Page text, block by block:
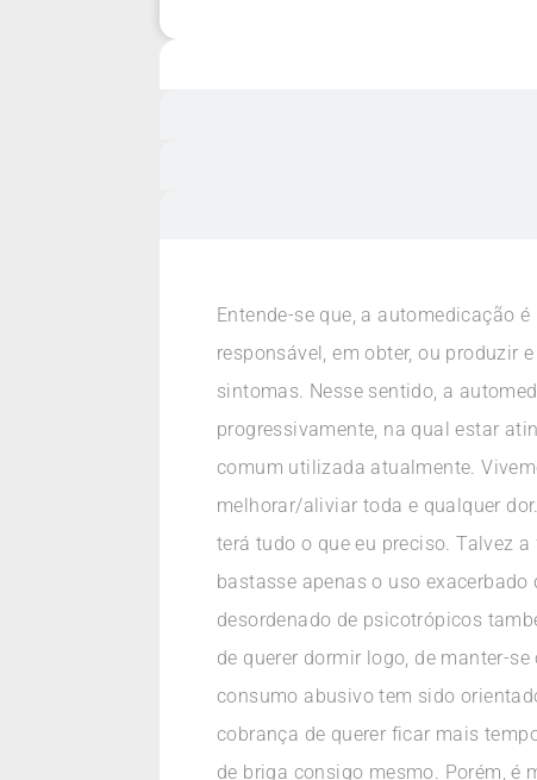
Entende-se que, a automedicação
responsável, em obter, ou produzir
sintomas. Nesse sentido, a
progressivamente, na qual estar
comum utilizada atualmente.
melhorar/aliviar toda e qualquer
terá tudo o que eu preciso. Talvez
bastasse apenas o uso
desordenado de psicotrópicos
de querer dormir logo, de manter-
consumo abusivo tem sido
cobrança de querer ficar mais
de briga consigo mesmo. Porém,